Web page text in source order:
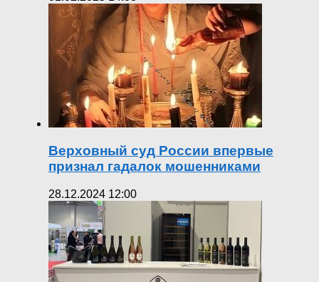
Верховный суд России впервые
признал гадалок мошенниками
28.12.2024 12:00